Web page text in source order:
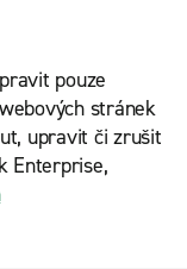
pouze
stránek
upravit či zrušit
Enterprise,